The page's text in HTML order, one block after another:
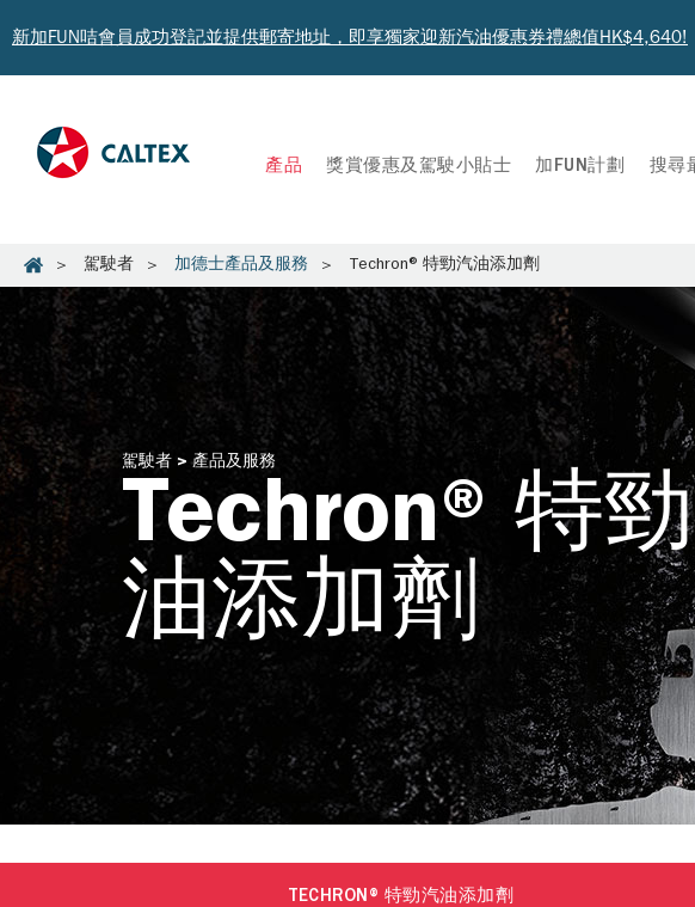
新加FUN咭會員成功登記並提供郵寄地址，即享獨家迎新汽油優惠券禮總值HK$4,640!
產品 獎賞優惠及駕駛小貼士​ 加FUN計劃 搜尋
駕駛者 加德士產品及服務 Techron® 特勁汽油添加劑
駕駛者 > 產品及服務
Techron® 特
油添加劑
TECHRON® 特勁汽油添加劑